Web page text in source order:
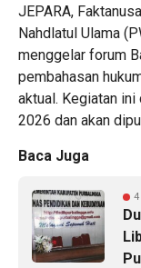
JEPARA,
Nahdlatul Ulama
menggelar forum
pembahasan
aktual. Kegiatan
2026 dan akan
Baca Juga